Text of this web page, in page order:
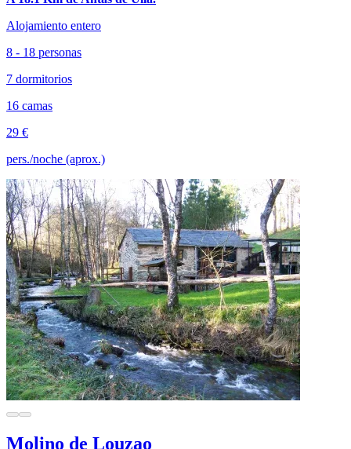
Alojamiento entero
8 - 18 personas
7 dormitorios
16 camas
29 €
pers./noche (aprox.)
Molino de Louzao